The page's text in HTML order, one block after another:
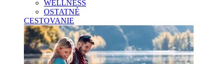
WELLNESS
OSTATNÉ
CESTOVANIE